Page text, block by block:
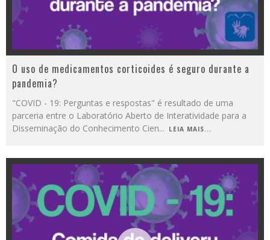
O uso de medicamentos corticoides é seguro durante a
pandemia?
"COVID - 19: Perguntas e respostas" é resultado de uma
parceria entre o Laboratório Aberto de Interatividade para a
Disseminação do Conhecimento Cien... LEIA MAIS...